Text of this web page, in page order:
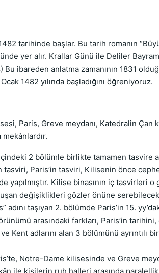
tarihinde başlar. Bu tarih romanın
yer alır. Krallar Günü ile Deliler
Bu ibareden anlatma zamanının 1831
1482 yılında başladığını öğreniyoruz.
Paris, Greve meydanı, Katedralin Çan
mekânlardır.
2 bölümle birlikte tamamen tasvire
tasviri, Paris’in tasviri, Kilisenin önce
yapılmıştır. Kilise binasının iç tasvirleri
değişiklikleri gözler önüne
adını taşıyan 2. bölümde Paris’in 15.
arasındaki farkları, Paris’in
Kent adlarını alan 3 bölümünü ayrıntılı
Notre-Dame kilisesinde ve Greve